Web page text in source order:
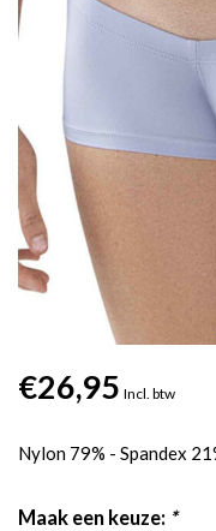
€26,95 Incl. btw
Nylon 79% - Spandex
Maak een keuze: *